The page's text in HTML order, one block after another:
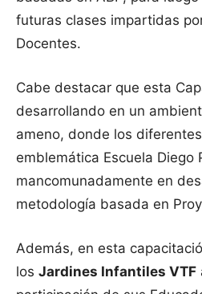
futuras clases impartidas
Docentes.
Cabe destacar que esta
desarrollando en un
ameno, donde los
emblemática Escuela Diego
mancomunadamente en
metodología basada en
Además, en esta
los Jardines Infantiles VTF